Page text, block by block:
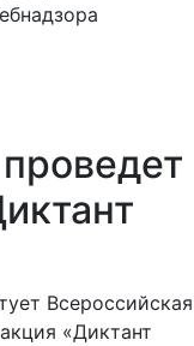
Всероссийская
«Диктант